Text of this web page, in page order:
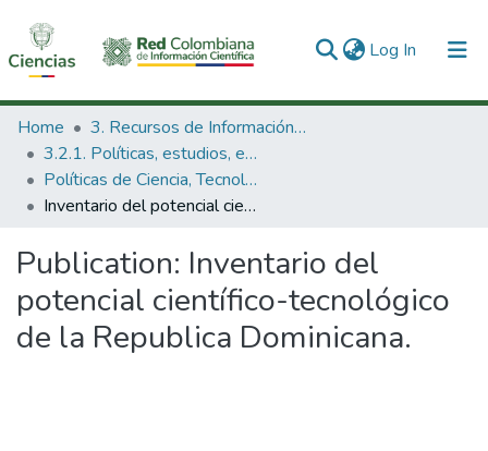
Log In (current)
Communities & Collections
All of DSpace
Statistics
Home
3. Recursos de Información Científica y Tecnológica
3.2.1. Políticas, estudios, evaluaciones e indicadores de CTeI
Políticas de Ciencia, Tecnología e Innovación
Inventario del potencial científico-tecnológico de la Republica Dominicana.
Publication: Inventario del
potencial científico-tecnológico
de la Republica Dominicana.